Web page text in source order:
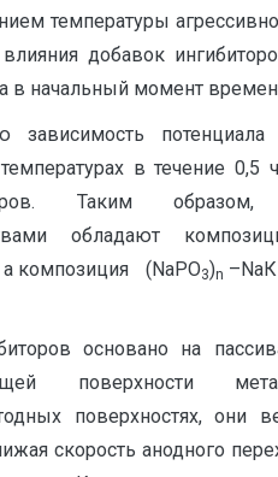
температуры
добавок
в начальный момент
потенциала
в течение 0,5
Таким образом,
обладают
композиция (NaPO3)n
основано на
поверхности
поверхностях, они
скорость анодного